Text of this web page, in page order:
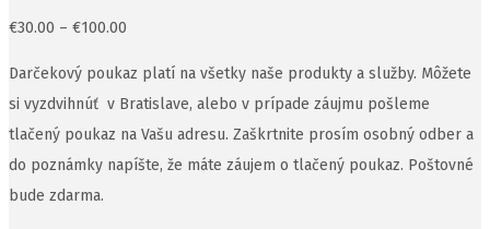
€30.00 – €100.00
€30.00
Darčekový poukaz platí na všetky naše produkty a služby. Môžete
si vyzdvihnúť v Bratislave, alebo v prípade záujmu pošleme
tlačený poukaz na Vašu adresu. Zaškrtnite prosím osobný odber a
do poznámky napíšte, že máte záujem o tlačený poukaz. Poštovné
bude zdarma.